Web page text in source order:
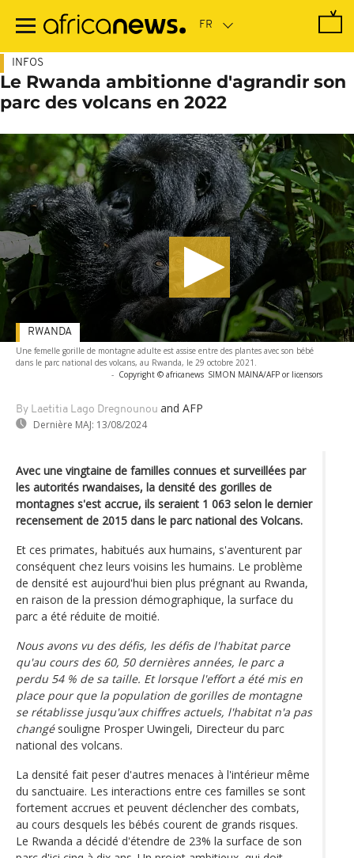
contenu
INFOS
Le Rwanda ambitionne d'agrandir son
parc des volcans en 2022
Une femelle gorille de montagne adulte est assise entre des plantes avec son bébé
dans le parc national des volcans, au Rwanda, le 29 octobre 2021.
- Copyright © africanews SIMON MAINA/AFP or licensors
By Laetitia Lago Dregnounou and AFP
Dernière MAJ: 13/08/2024
RWANDA
Avec une vingtaine de familles connues et surveillées par
les autorités rwandaises, la densité des gorilles de
montagnes s'est accrue, ils seraient 1 063 selon le dernier
recensement de 2015 dans le parc national des Volcans.
Et ces primates, habitués aux humains, s'aventurent par
conséquent chez leurs voisins les humains. Le problème
de densité est aujourd'hui bien plus prégnant au Rwanda,
en raison de la pression démographique, la surface du
parc a été réduite de moitié.
Nous avons vu des défis, les défis de l'habitat parce
qu'au cours des 60, 50 dernières années, le parc a
perdu 54 % de sa taille. Et lorsque l'effort a été mis en
place pour que la population de gorilles de montagne
se rétablisse jusqu'aux chiffres actuels, l'habitat n'a pas
changésouligne Prosper Uwingeli, Directeur du parc
national des volcans.
La densité fait peser d'autres menaces à l'intérieur même
du sanctuaire. Les interactions entre ces familles se sont
fortement accrues et peuvent déclencher des combats,
au cours desquels les bébés courent de grands risques.
Le Rwanda a décidé d'étendre de 23% la surface de son